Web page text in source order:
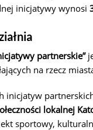
inicjatywy wynosi
partnerskie”
na rzecz
inicjatyw
lokalnej
sportowy,